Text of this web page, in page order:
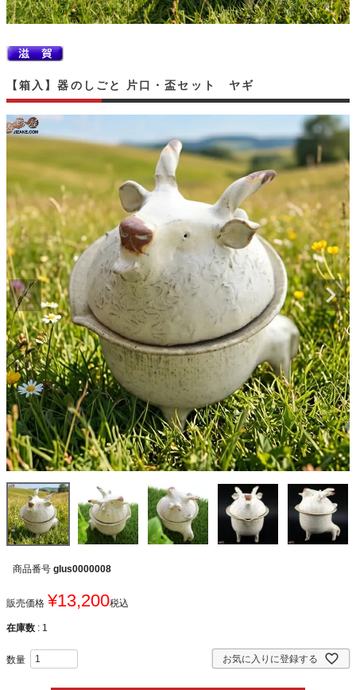
【箱入】器のしごと 片口・盃セット ヤギ
商品番号 glus0000008
販売価格 ¥13,200税込
在庫数 1
お気に入りに登録する